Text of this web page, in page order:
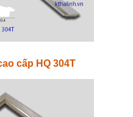
cấp HQ 304T